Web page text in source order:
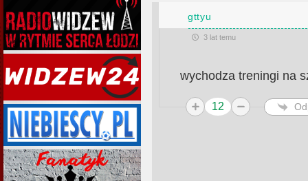
gttyu
3 lat temu
wychodza treningi na
12